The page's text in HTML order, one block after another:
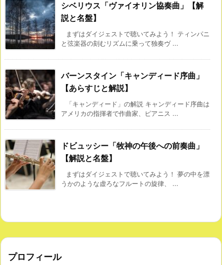
シベリウス「ヴァイオリン協奏曲」【解
説と名盤】
まずはダイジェストで聴いてみよう！ ティンパニ
と弦楽器の刻むリズムに乗って独奏ヴ ...
バーンスタイン「キャンディード序曲」
【あらすじと解説】
「キャンディード」の解説 キャンディード序曲は
アメリカの指揮者で作曲家、ピアニス ...
ドビュッシー「牧神の午後への前奏曲」
【解説と名盤】
まずはダイジェストで聴いてみよう！ 夢の中を漂
うかのような虚ろなフルートの旋律、 ...
プロフィール